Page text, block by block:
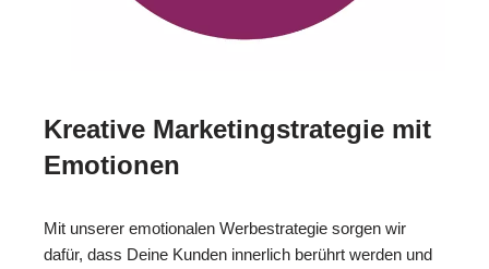
Kreative Marketingstrategie mit
Emotionen
Mit unserer emotionalen Werbestrategie sorgen wir
dafür, dass Deine Kunden innerlich berührt werden und